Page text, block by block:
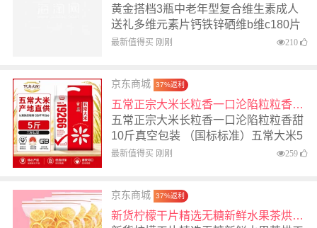
黄金搭档3瓶中老年型复合维生素成人
送礼多维元素片钙铁锌硒维b维c180片
最新值得买 刚刚 210
京东商城 37%返利
五常正宗大米长粒香一口沦陷粒粒香甜10斤真空包装 （国标标准）五常大米5斤
五常正宗大米长粒香一口沦陷粒粒香甜
10斤真空包装 （国标标准）五常大米5
斤
最新值得买 刚刚 259
京东商城 37%返利
新货柠檬干片精选无糖新鲜水果茶烘干泡水喝非蜂蜜冷泡茶茶叶 【拍2单发货】原味柠檬片20g*1袋